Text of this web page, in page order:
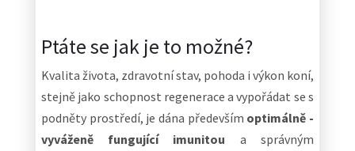
Ptáte se jak je to možné?
Kvalita života, zdravotní stav, pohoda i výkon koní,
stejně jako schopnost regenerace a vypořádat se s
podněty prostředí, je dána především optimálně -
vyváženě fungující imunitou a správným